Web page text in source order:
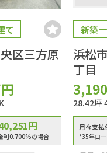
て
区三方原
円
利0.700%の場合
新築
浜松
丁目
3,190
28.42坪
月々支払
*35年ロ